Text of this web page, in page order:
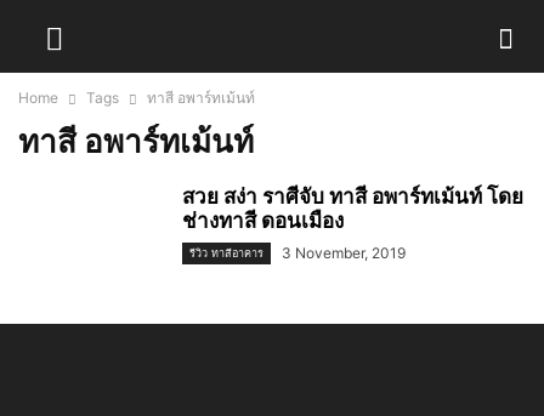
Home Tags ทาสี อพาร์ทเม้นท์
ทาสี อพาร์ทเม้นท์
สวย สง่า ราศีจับ ทาสี อพาร์ทเม้นท์ โดย
ช่างทาสี ดอนเมือง
รีวิว ทาสีอาคาร 3 November, 2019